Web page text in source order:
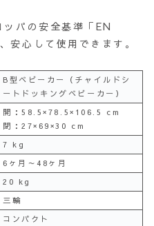
パの安全基準「EN
安心して使用できます。
B型ベビーカー（チャイルドシ
ートドッキングベビーカー）
開：58.5×78.5×106.5 cm
閉：27×69×30 cm
7 kg
6ヶ月～48ヶ月
20 kg
三輪
コンパクト